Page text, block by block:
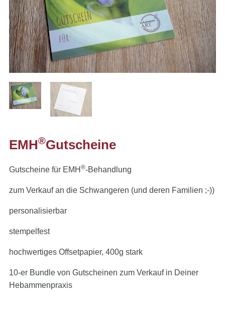
EMH®Gutscheine
Gutscheine für EMH ®-Behandlung
zum Verkauf an die Schwangeren (und deren Familien ;-))
personalisierbar
stempelfest
hochwertiges Offsetpapier, 400g stark
10-er Bundle von Gutscheinen zum Verkauf in Deiner
Hebammenpraxis